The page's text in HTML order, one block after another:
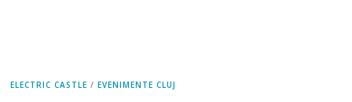
ELECTRIC CASTLE / EVENIMENTE CLUJ